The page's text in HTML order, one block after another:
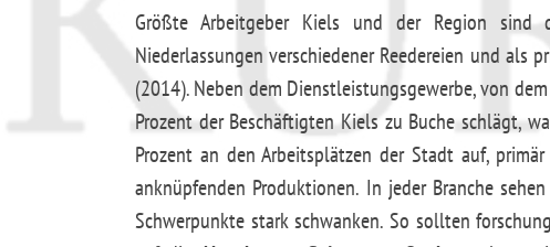
Größte Arbeitgeber Kiels und der Region sind
Niederlassungen verschiedener Reedereien und als
(2014). Neben dem Dienstleistungsgewerbe, von
Prozent der Beschäftigten Kiels zu Buche schlägt,
Prozent an den Arbeitsplätzen der Stadt auf,
anknüpfenden Produktionen. In jeder Branche
Schwerpunkte stark schwanken. So sollten